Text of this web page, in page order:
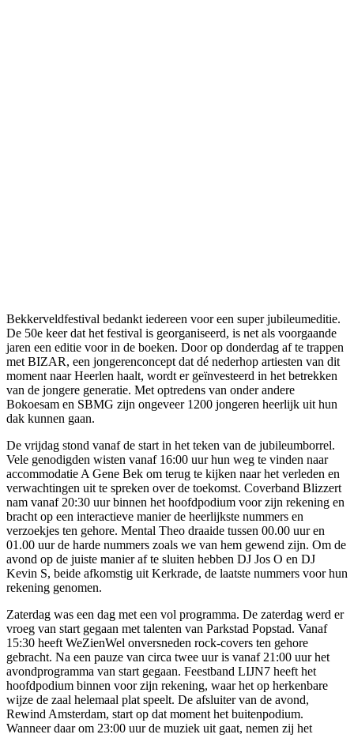
Bekkerveldfestival bedankt iedereen voor een super jubileumeditie.
De 50e keer dat het festival is georganiseerd, is net als voorgaande
jaren een editie voor in de boeken. Door op donderdag af te trappen
met BIZAR, een jongerenconcept dat dé nederhop artiesten van dit
moment naar Heerlen haalt, wordt er geïnvesteerd in het betrekken
van de jongere generatie. Met optredens van onder andere
Bokoesam en SBMG zijn ongeveer 1200 jongeren heerlijk uit hun
dak kunnen gaan.
De vrijdag stond vanaf de start in het teken van de jubileumborrel.
Vele genodigden wisten vanaf 16:00 uur hun weg te vinden naar
accommodatie A Gene Bek om terug te kijken naar het verleden en
verwachtingen uit te spreken over de toekomst. Coverband Blizzert
nam vanaf 20:30 uur binnen het hoofdpodium voor zijn rekening en
bracht op een interactieve manier de heerlijkste nummers en
verzoekjes ten gehore. Mental Theo draaide tussen 00.00 uur en
01.00 uur de harde nummers zoals we van hem gewend zijn. Om de
avond op de juiste manier af te sluiten hebben DJ Jos O en DJ
Kevin S, beide afkomstig uit Kerkrade, de laatste nummers voor hun
rekening genomen.
Zaterdag was een dag met een vol programma. De zaterdag werd er
vroeg van start gegaan met talenten van Parkstad Popstad. Vanaf
15:30 heeft WeZienWel onversneden rock-covers ten gehore
gebracht. Na een pauze van circa twee uur is vanaf 21:00 uur het
avondprogramma van start gegaan. Feestband LIJN7 heeft het
hoofdpodium binnen voor zijn rekening, waar het op herkenbare
wijze de zaal helemaal plat speelt. De afsluiter van de avond,
Rewind Amsterdam, start op dat moment het buitenpodium.
Wanneer daar om 23:00 uur de muziek uit gaat, nemen zij het